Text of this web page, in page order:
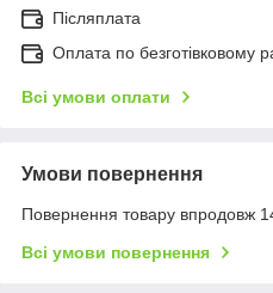
Післяплата
Оплата по безготівковому
Всі умови оплати
Умови повернення
Повернення товару впродовж
Всі умови повернення